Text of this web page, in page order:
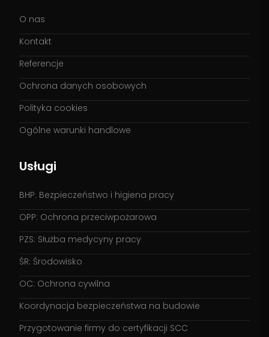
O nas
Kontakt
Referencje
Ochrona danych osobowych
Polityka cookies
Ogólne warunki handlowe
Usługi
BHP: Bezpieczeństwo i higiena pracy
OPP: Ochrona przeciwpożarowa
PZS: Służba medycyny pracy
ŚR: Środowisko
OC: Ochrona cywilna
Koordynacja bezpieczeństwa na budowie
Przygotowanie firmy do certyfikacji SCC